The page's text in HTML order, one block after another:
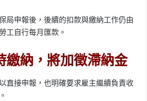
局申報後，後續的扣款與繳納工作仍由
工自行每月匯款。
繳納，將加徵滯納金
直接申報，也明確要求雇主繼續負責收